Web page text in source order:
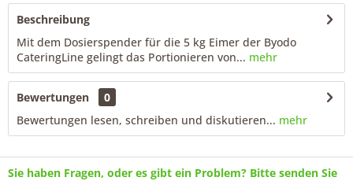
Beschreibung
Mit dem Dosierspender für die 5 kg Eimer der Byodo
CateringLine gelingt das Portionieren von... mehr
Bewertungen
0
Bewertungen lesen, schreiben und diskutieren... mehr
Sie haben Fragen, oder es gibt ein Problem? Bitte senden Sie